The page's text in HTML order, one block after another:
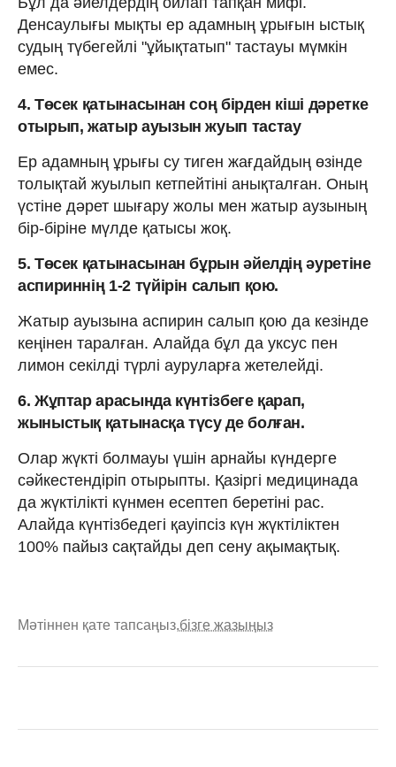
Денсаулығы мықты ер адамның ұрығын ыстық
судың түбегейлі "ұйықтатып" тастауы мүмкін
емес.
4. Төсек қатынасынан соң бірден кіші дәретке
отырып, жатыр ауызын жуып тастау
Ер адамның ұрығы су тиген жағдайдың өзінде
толықтай жуылып кетпейтіні анықталған. Оның
үстіне дәрет шығару жолы мен жатыр аузының
бір-біріне мүлде қатысы жоқ.
5. Төсек қатынасынан бұрын әйелдің әуретіне
аспириннің 1-2 түйірін салып қою.
Жатыр ауызына аспирин салып қою да кезінде
кеңінен таралған. Алайда бұл да уксус пен
лимон секілді түрлі ауруларға жетелейді.
6. Жұптар арасында күнтізбеге қарап,
жыныстық қатынасқа түсу де болған.
Олар жүкті болмауы үшін арнайы күндерге
сәйкестендіріп отырыпты. Қазіргі медицинада
да жүктілікті күнмен есептеп беретіні рас.
Алайда күнтізбедегі қауіпсіз күн жүктіліктен
100% пайыз сақтайды деп сену ақымақтық.
Мәтіннен қате тапсаңыз,бізге жазыңыз